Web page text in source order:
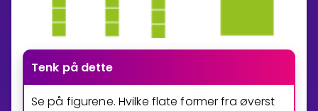
Tenk på dette
Se på figurene. Hvilke flate former fra øverst